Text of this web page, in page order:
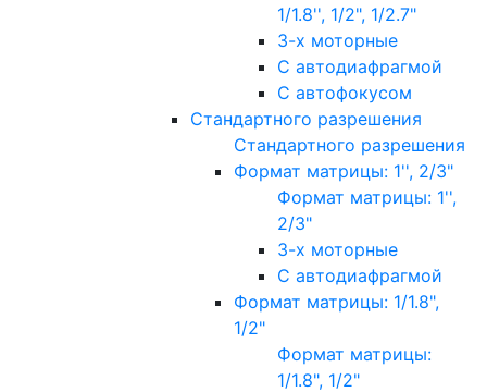
1/1.8'', 1/2", 1/2.7"
3-х моторные
С автодиафрагмой
С автофокусом
Стандартного разрешения
Стандартного разрешения
Формат матрицы: 1'', 2/3"
Формат матрицы: 1'',
2/3"
3-х моторные
С автодиафрагмой
Формат матрицы: 1/1.8",
1/2"
Формат матрицы:
1/1.8", 1/2"